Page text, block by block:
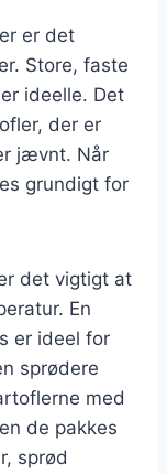
er det
Store, faste
ideelle. Det
der er
jævnt. Når
grundigt for
det vigtigt at
En
er ideel for
sprødere
med
de pakkes
sprød